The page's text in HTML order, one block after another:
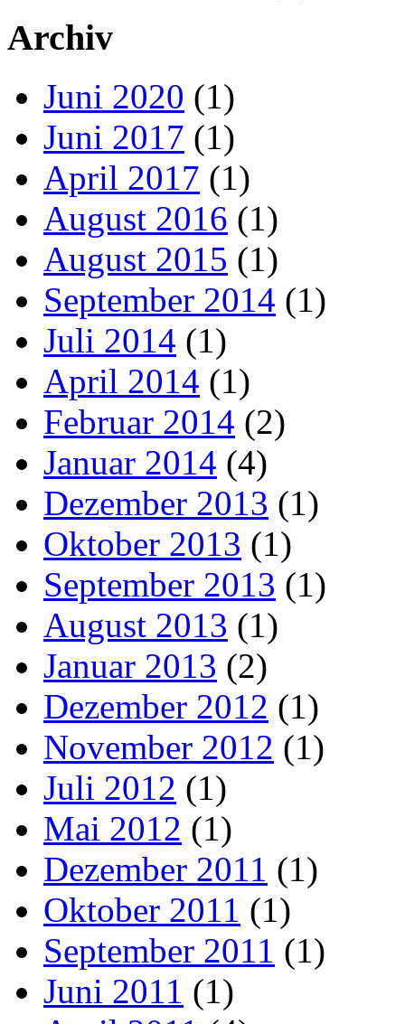
Archiv
Juni 2020 (1)
Juni 2017 (1)
April 2017 (1)
August 2016 (1)
August 2015 (1)
September 2014 (1)
Juli 2014 (1)
April 2014 (1)
Februar 2014 (2)
Januar 2014 (4)
Dezember 2013 (1)
Oktober 2013 (1)
September 2013 (1)
August 2013 (1)
Januar 2013 (2)
Dezember 2012 (1)
November 2012 (1)
Juli 2012 (1)
Mai 2012 (1)
Dezember 2011 (1)
Oktober 2011 (1)
September 2011 (1)
Juni 2011 (1)